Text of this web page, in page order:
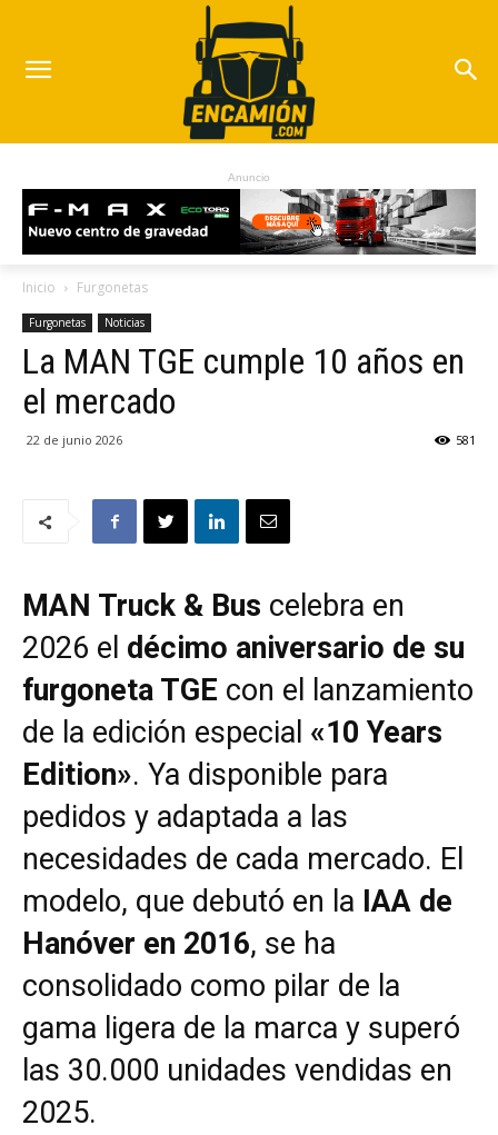
Anuncio
Inicio Furgonetas
Furgonetas Noticias
La MAN TGE cumple 10 años en
el mercado
22 de junio 2026 581
MAN Truck & Bus celebra en
2026 el décimo aniversario de su
furgoneta TGE con el lanzamiento
de la edición especial «10 Years
Edition». Ya disponible para
pedidos y adaptada a las
necesidades de cada mercado. El
modelo, que debutó en la IAA de
Hanóver en 2016, se ha
consolidado como pilar de la
gama ligera de la marca y superó
las 30.000 unidades vendidas en
2025.